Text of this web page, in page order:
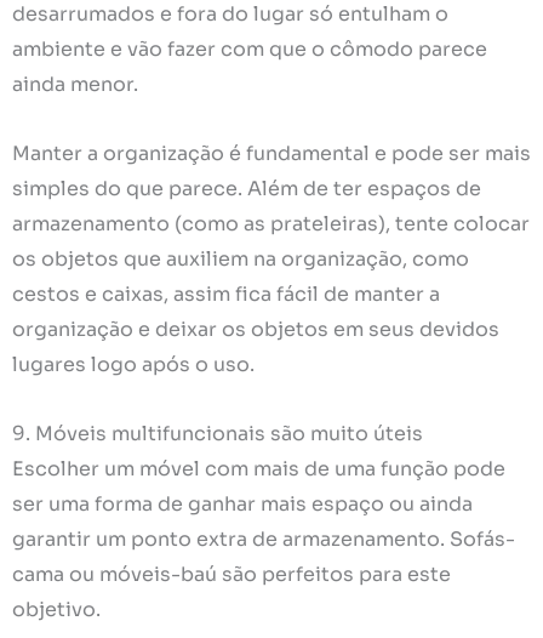
desarrumados e fora do lugar só entulham o
ambiente e vão fazer com que o cômodo parece
ainda menor.
Manter a organização é fundamental e pode ser mais
simples do que parece. Além de ter espaços de
armazenamento (como as prateleiras), tente colocar
os objetos que auxiliem na organização, como
cestos e caixas, assim fica fácil de manter a
organização e deixar os objetos em seus devidos
lugares logo após o uso.
9. Móveis multifuncionais são muito úteis
Escolher um móvel com mais de uma função pode
ser uma forma de ganhar mais espaço ou ainda
garantir um ponto extra de armazenamento. Sofás-
cama ou móveis-baú são perfeitos para este
objetivo.